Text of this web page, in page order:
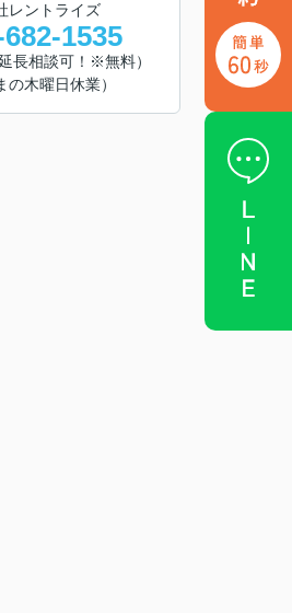
レントライズ
1535
長相談可！※無料）
の木曜日休業）